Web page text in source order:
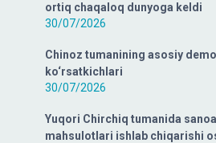
ortiq chaqaloq dunyoga keldi
30/07/2026
Chinoz tumanining asosiy
ko‘rsatkichlari
30/07/2026
Yuqori Chirchiq tumanida
mahsulotlari ishlab chiqarishi